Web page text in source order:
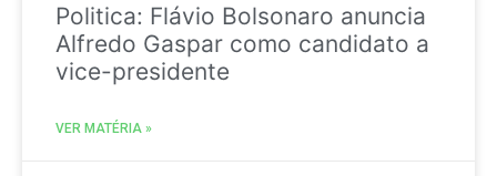
Politica: Flávio Bolsonaro anuncia
Alfredo Gaspar como candidato a
vice-presidente
VER MATÉRIA »